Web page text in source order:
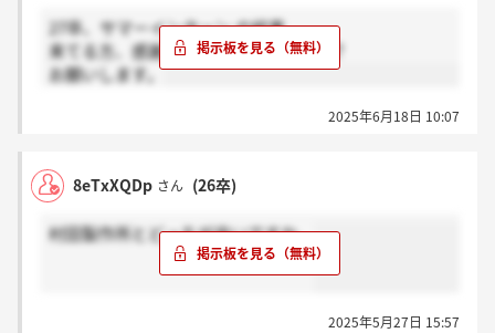
27卒、サマーインターン の結果
来てる方、感謝、来てない方、ホント？
お願いします。
2025年6月18日 10:07
8eTxXQDp さん (26卒)
村田製作所とどっちが良いですか。
2025年5月27日 15:57